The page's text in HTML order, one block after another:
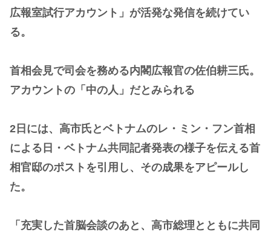
広報室試行アカウント」が活発な発信を続けてい
る。
首相会見で司会を務める内閣広報官の佐伯耕三氏。
アカウントの「中の人」だとみられる
2日には、高市氏とベトナムのレ・ミン・フン首相
による日・ベトナム共同記者発表の様子を伝える首
相官邸のポストを引用し、その成果をアピールし
た。
「充実した首脳会談のあと、高市総理とともに共同